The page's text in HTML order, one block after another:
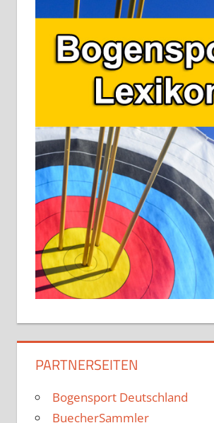
PARTNERSEITEN
Bogensport Deutschland
BuecherSammler